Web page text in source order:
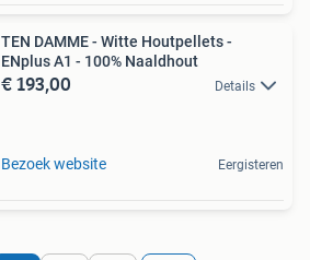
TEN DAMME - Witte Houtpellets -
ENplus A1 - 100% Naaldhout
€ 193,00 Details
Bezoek website Eergisteren